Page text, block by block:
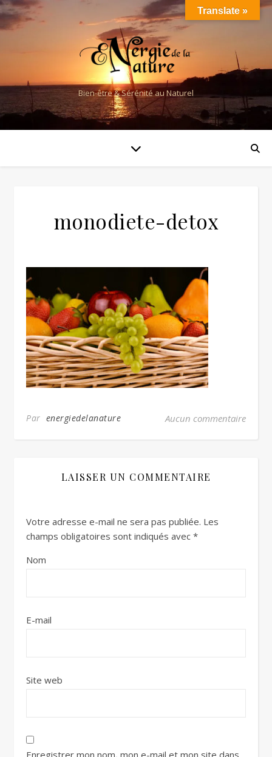
Bien-être & Sérénité au Naturel
monodiete-detox
Par energiedelanature Aucun commentaire
LAISSER UN COMMENTAIRE
Votre adresse e-mail ne sera pas publiée. Les
champs obligatoires sont indiqués avec *
Nom
E-mail
Site web
Enregistrer mon nom, mon e-mail et mon site dans
Translate »